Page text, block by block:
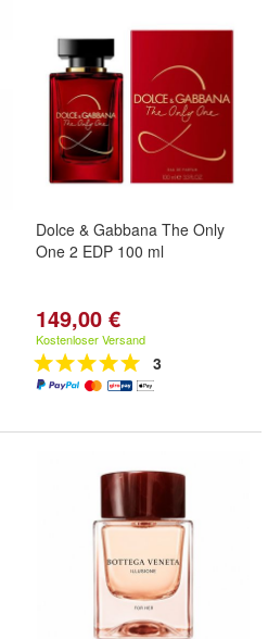
Dolce & Gabbana The Only
One 2 EDP 100 ml
149,00 €
Kostenloser Versand
3